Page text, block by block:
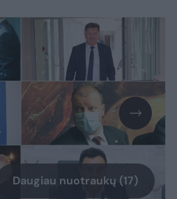
Daugiau nuotraukų (17)